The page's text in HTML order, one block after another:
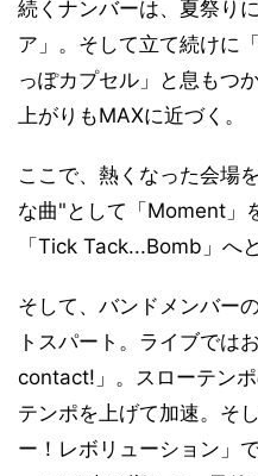
続くナンバーは、夏祭り
ア」。そして立て続けに
っぽカプセル」と息もつ
上がりもMAXに近づく。
ここで、熱くなった会場
な曲"として「Moment」
「Tick Tack...Bomb」へ
そして、バンドメンバー
トスパート。ライブでは
contact!」。スローテン
テンポを上げて加速。そ
ー！レボリューション」